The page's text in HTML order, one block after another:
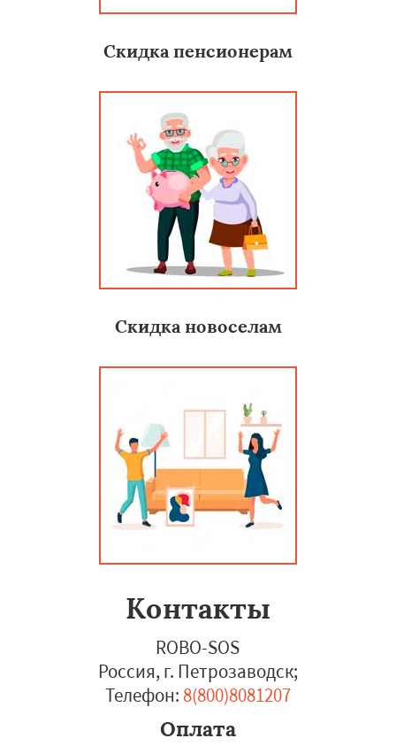
Скидка пенсионерам
Скидка новоселам
Контакты
ROBO-SOS
Россия, г. Петрозаводск;
Телефон: 8(800)8081207
Оплата